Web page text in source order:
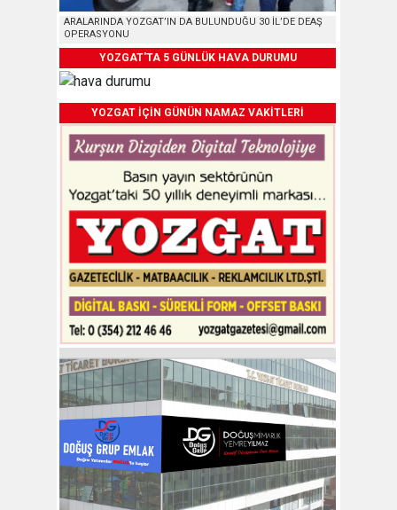
ARALARINDA YOZGAT’IN DA BULUNDUĞU 30 İL’DE DEAŞ
OPERASYONU
YOZGAT'TA 5 GÜNLÜK HAVA DURUMU
YOZGAT İÇİN GÜNÜN NAMAZ VAKİTLERİ